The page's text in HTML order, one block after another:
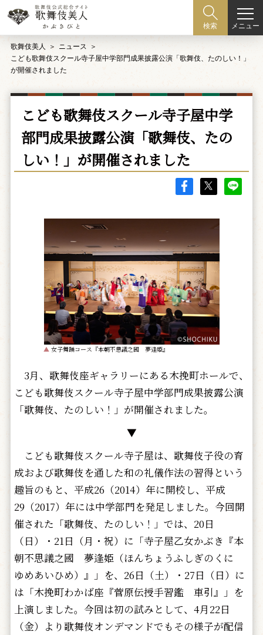
検索 メニュー
歌舞伎美人
ニュース
こども歌舞伎スクール寺子屋中学部門成果披露公演「歌舞伎、たのしい！」
が開催されました
こども歌舞伎スクール寺子屋中学
部門成果披露公演「歌舞伎、たの
しい！」が開催されました
▲ 女子舞踊コース『本朝不思議之國 夢逢姫』
3月、歌舞伎座ギャラリーにある木挽町ホールで、
こども歌舞伎スクール寺子屋中学部門成果披露公演
「歌舞伎、たのしい！」が開催されました。
▼
こども歌舞伎スクール寺子屋は、歌舞伎子役の育
成および歌舞伎を通した和の礼儀作法の習得という
趣旨のもと、平成26（2014）年に開校し、平成
29（2017）年には中学部門を発足しました。今回開
催された「歌舞伎、たのしい！」では、20日
（日）・21日（月・祝）に「寺子屋乙女かぶき『本
朝不思議之國 夢逢姫（ほんちょうふしぎのくに
ゆめあいひめ）』」を、26日（土）・27日（日）に
は「木挽町わかば座『菅原伝授手習鑑 車引』」を
上演しました。今回は初の試みとして、4月22日
（金）より歌舞伎オンデマンドでもその様子が配信